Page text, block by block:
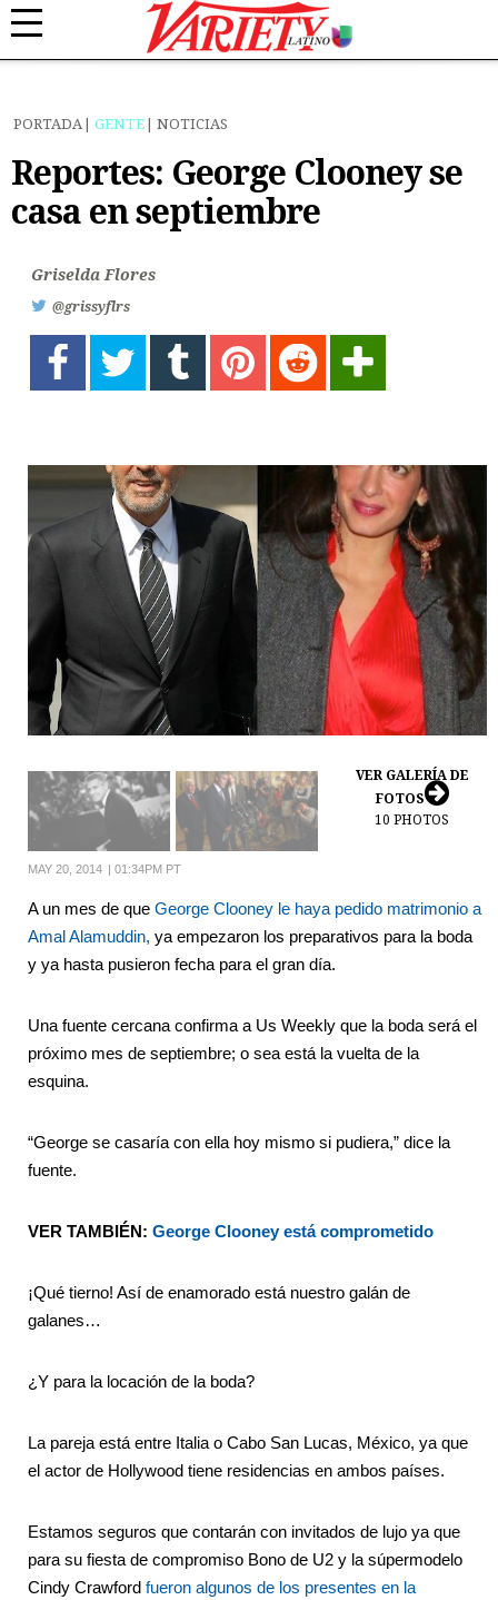
PORTADA GENTE NOTICIAS
Reportes: George Clooney se
casa en septiembre
Griselda Flores
@grissyflrs
VER GALERÍA DE
FOTOS
10 PHOTOS
MAY 20, 2014 01:34PM PT
A un mes de que George Clooney le haya pedido matrimonio a
Amal Alamuddin, ya empezaron los preparativos para la boda
y ya hasta pusieron fecha para el gran día.
Una fuente cercana confirma a Us Weekly que la boda será el
próximo mes de septiembre; o sea está la vuelta de la
esquina.
“George se casaría con ella hoy mismo si pudiera,” dice la
fuente.
VER TAMBIÉN: George Clooney está comprometido
¡Qué tierno! Así de enamorado está nuestro galán de
galanes…
¿Y para la locación de la boda?
La pareja está entre Italia o Cabo San Lucas, México, ya que
el actor de Hollywood tiene residencias en ambos países.
Estamos seguros que contarán con invitados de lujo ya que
para su fiesta de compromiso Bono de U2 y la súpermodelo
Cindy Crawford fueron algunos de los presentes en la